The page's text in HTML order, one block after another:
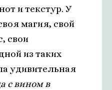
и текстур. У
магия, свой
свои
из таких
удивительная
с вином в